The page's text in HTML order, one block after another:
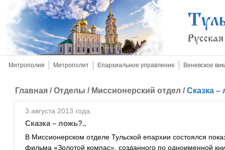
Митрополия Митрополит Епархиальное управление Веневское
Главная /Отделы / Миссионерский отдел /Сказка –
3 августа 2013 года.
Сказка – ложь?..
В Миссионерском отделе Тульской епархии состоялся
фильма «Золотой компас», созданного по одноименной